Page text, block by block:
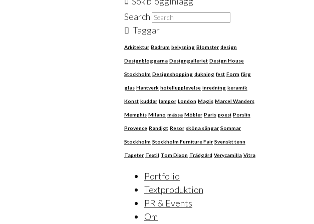
Search
Taggar
Arkitektur Badrum belysning Blomster design
Designbloggarna Designgalleriet Design House
Stockholm Designshopping dukning fest Form färg
glas Hantverk hotellupplevelse inredning keramik
Konst kuddar lampor London Magis Marcel Wanders
Memphis Milano mässa Möbler Paris poesi Porslin
Provence Randigt Resor sköna sängar Sommar
Stockholm Stockholm Furniture Fair Svenskt tenn
Tapeter Textil Tom Dixon Trädgård Verycamilla Vitra
Portfolio
Textproduktion
PR & Events
Om